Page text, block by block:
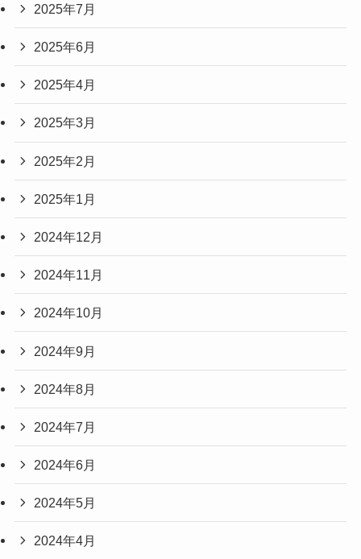
2025年7月
2025年6月
2025年4月
2025年3月
2025年2月
2025年1月
2024年12月
2024年11月
2024年10月
2024年9月
2024年8月
2024年7月
2024年6月
2024年5月
2024年4月